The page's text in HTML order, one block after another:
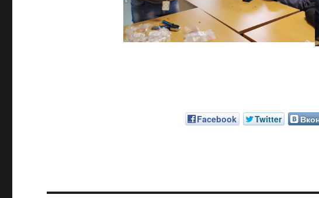
Facebook Twitter